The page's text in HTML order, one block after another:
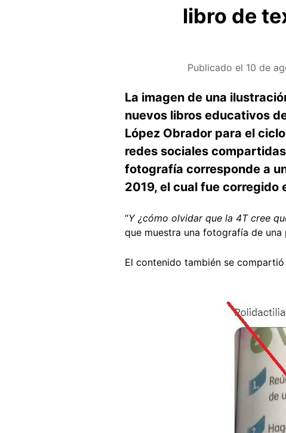
libro de
Publicado el 10 de
La imagen de una
nuevos libros educativos
López Obrador para el
redes sociales
fotografía corresponde a
2019, el cual fue corregido
“Y ¿cómo olvidar que la 4T cree
que muestra una fotografía de
El contenido también se